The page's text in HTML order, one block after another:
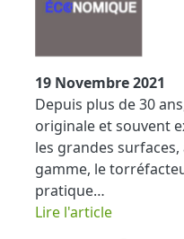
19 Novembre 2021
Depuis plus de 30
originale et souvent
les grandes
gamme, le
pratique…
Lire l'article